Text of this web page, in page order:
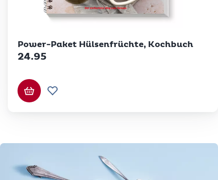
Power-Paket Hülsenfrüchte, Kochbuch
24.95
Ajouter au panier
Ajouter à la liste de souhaits.